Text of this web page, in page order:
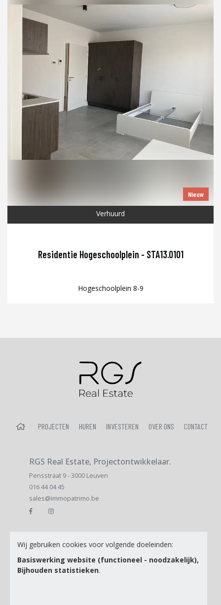
Nieuw
Verhuurd
Residentie Hogeschoolplein - STA13.0101
Hogeschoolplein 8-9
HOME PROJECTEN HUREN INVESTEREN OVER ONS CONTACT
RGS Real Estate, Projectontwikkelaar.
Pensstraat 9 - 3000 Leuven
016 44 04 45
sales@immopatrimo.be
E-mail
Ik ga akkoord met de
Wij gebruiken cookies voor volgende doeleinden:
Basiswerking website (functioneel - noodzakelijk),
Bijhouden statistieken.